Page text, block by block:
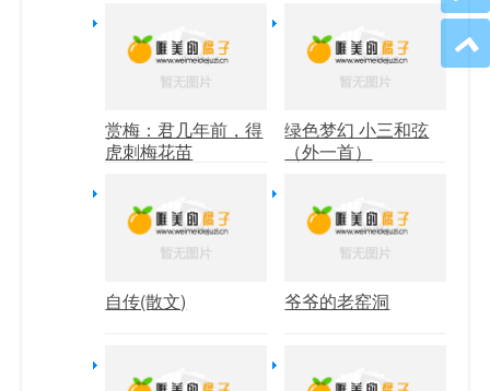
赏梅：君几年前，得
虎刺梅花苗
绿色梦幻 小三和弦
（外一首）
自传(散文) 爷爷的老窑洞